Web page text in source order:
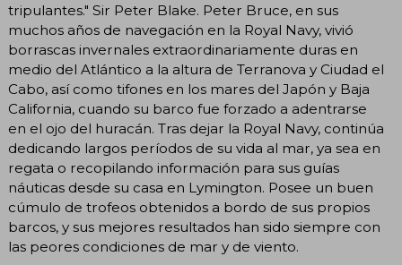
tripulantes." Sir Peter Blake. Peter Bruce, en sus
muchos años de navegación en la Royal Navy, vivió
borrascas invernales extraordinariamente duras en
medio del Atlántico a la altura de Terranova y Ciudad el
Cabo, así como tifones en los mares del Japón y Baja
California, cuando su barco fue forzado a adentrarse
en el ojo del huracán. Tras dejar la Royal Navy, continúa
dedicando largos períodos de su vida al mar, ya sea en
regata o recopilando información para sus guías
náuticas desde su casa en Lymington. Posee un buen
cúmulo de trofeos obtenidos a bordo de sus propios
barcos, y sus mejores resultados han sido siempre con
las peores condiciones de mar y de viento.